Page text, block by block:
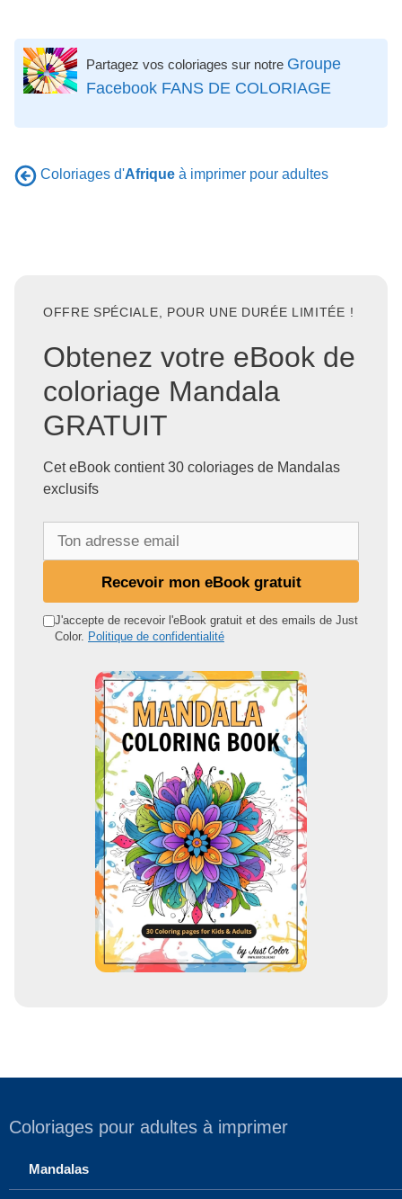
Partagez vos coloriages sur notre Groupe
Facebook FANS DE COLORIAGE
Coloriages d'Afrique à imprimer pour adultes
OFFRE SPÉCIALE, POUR UNE DURÉE LIMITÉE !
Obtenez votre eBook de
coloriage Mandala
GRATUIT
Cet eBook contient 30 coloriages de Mandalas
exclusifs
d
Recevoir mon eBook gratuit
J'accepte de recevoir l'eBook gratuit et des emails de Just
Color. Politique de confidentialité
Coloriages pour adultes à imprimer
Mandalas